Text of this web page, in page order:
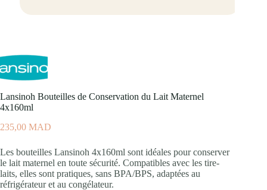
Lansinoh Bouteilles de Conservation du Lait Maternel
4x160ml
235,00 MAD
Les bouteilles Lansinoh 4x160ml sont idéales pour conserver
le lait maternel en toute sécurité. Compatibles avec les tire-
laits, elles sont pratiques, sans BPA/BPS, adaptées au
réfrigérateur et au congélateur.